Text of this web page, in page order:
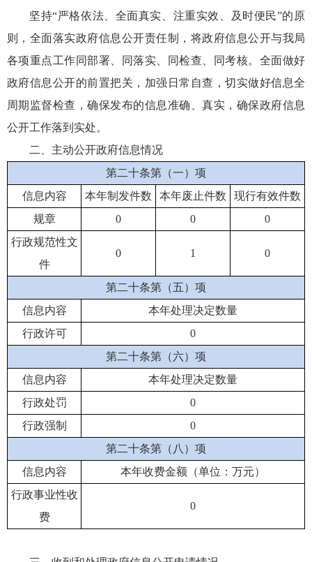
坚持“严格依法、全面真实、注重实效、及时便民”的原
则，全面落实政府信息公开责任制，将政府信息公开与我局
各项重点工作同部署、同落实、同检查、同考核。全面做好
政府信息公开的前置把关，加强日常自查，切实做好信息全
周期监督检查，确保发布的信息准确、真实，确保政府信息
公开工作落到实处。
二、主动公开政府信息情况
第二十条第（一）项
信息内容
本年制发件数 本年废止件数
现行有效件数
规章
0 0
0
行政规范性文
件
0 1 0
第二十条第（五）项
信息内容
本年处理决定数量
行政许可
0
第二十条第（六）项
信息内容
本年处理决定数量
行政处罚
0
行政强制
0
第二十条第（八）项
信息内容
本年收费金额（单位：万元）
行政事业性收
费
0